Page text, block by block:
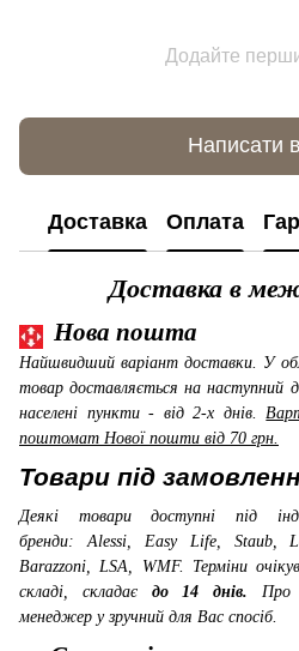
Додайте
Написати
Доставка Оплата
Доставка в
Нова пошта
Найшвидший варіант доставки. У
товар доставляється на наступний
населені пункти - від 2-х днів.
поштомат Нової пошти від 70 грн.
Товари під
Деякі товари доступні під
бренди: Alessi, Easy Life, Staub,
Barazzoni, LSA, WMF. Терміни
складі, складає до 14 днів. Про
менеджер у зручний для Вас спосіб.